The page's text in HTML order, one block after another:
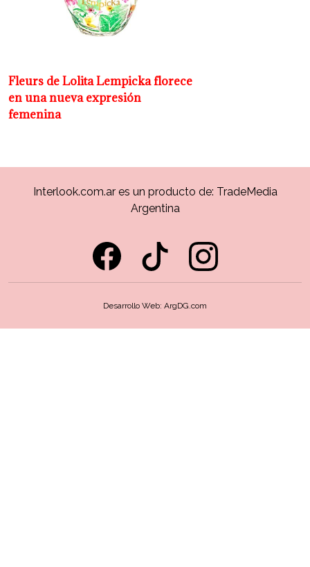
Fleurs de Lolita Lempicka florece
en una nueva expresión
femenina
Interlook.com.ar es un producto de: TradeMedia
Argentina
Desarrollo Web: ArgDG.com